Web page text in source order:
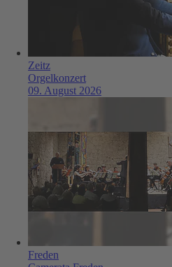
Zeitz
Orgelkonzert
09. August 2026
Freden